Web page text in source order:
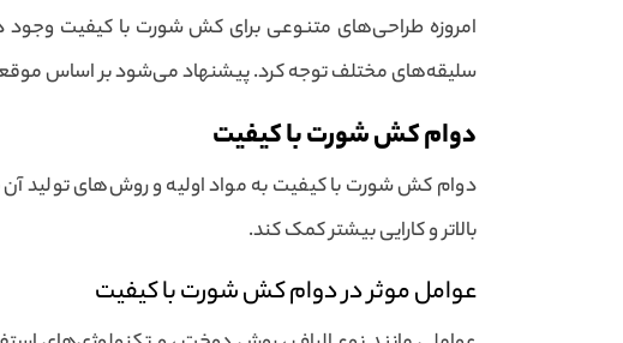
امروزه طراحی‌های متنوعی برای کش شورت با کیفیت وجود
سلیقه‌های مختلف توجه کرد. پیشنهاد می‌شود بر اساس
دوام کش شورت با کیفیت
دوام کش شورت با کیفیت به مواد اولیه و روش‌های تولید
بالاتر و کارایی بیشتر کمک کند.
عوامل موثر در دوام کش شورت با کیفیت